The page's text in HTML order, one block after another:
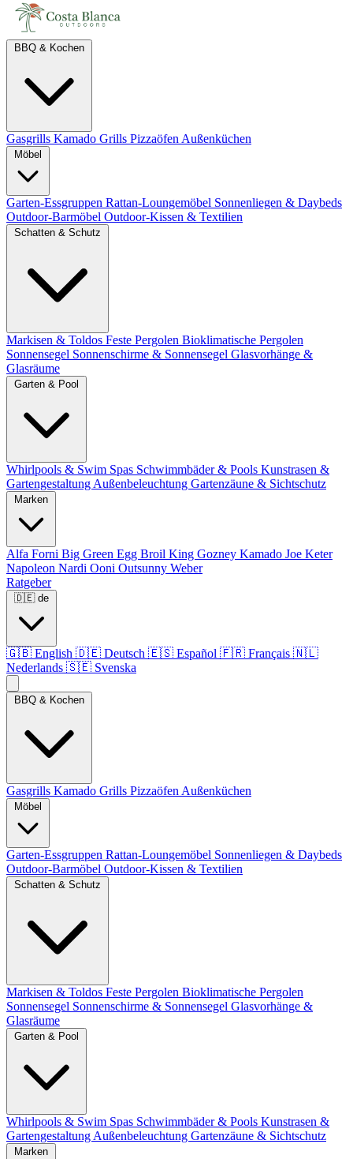
Gasgrills Kamado Grills Pizzaöfen Außenküchen
Garten-Essgruppen Rattan-Loungemöbel Sonnenliegen & Daybeds
Outdoor-Barmöbel Outdoor-Kissen & Textilien
Markisen & Toldos Feste Pergolen Bioklimatische Pergolen
Sonnensegel Sonnenschirme & Sonnensegel Glasvorhänge &
Glasräume
Whirlpools & Swim Spas Schwimmbäder & Pools Kunstrasen &
Gartengestaltung Außenbeleuchtung Gartenzäune & Sichtschutz
Alfa Forni Big Green Egg Broil King Gozney Kamado Joe Keter
Napoleon Nardi Ooni Outsunny Weber
Ratgeber
🇩🇪 de
🇬🇧 English 🇩🇪 Deutsch 🇪🇸 Español 🇫🇷 Français 🇳🇱
Nederlands 🇸🇪 Svenska
Gasgrills Kamado Grills Pizzaöfen Außenküchen
Garten-Essgruppen Rattan-Loungemöbel Sonnenliegen & Daybeds
Outdoor-Barmöbel Outdoor-Kissen & Textilien
Markisen & Toldos Feste Pergolen Bioklimatische Pergolen
Sonnensegel Sonnenschirme & Sonnensegel Glasvorhänge &
Glasräume
Whirlpools & Swim Spas Schwimmbäder & Pools Kunstrasen &
Gartengestaltung Außenbeleuchtung Gartenzäune & Sichtschutz